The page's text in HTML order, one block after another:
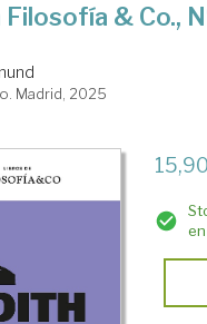
& Co.,
Madrid, 2025